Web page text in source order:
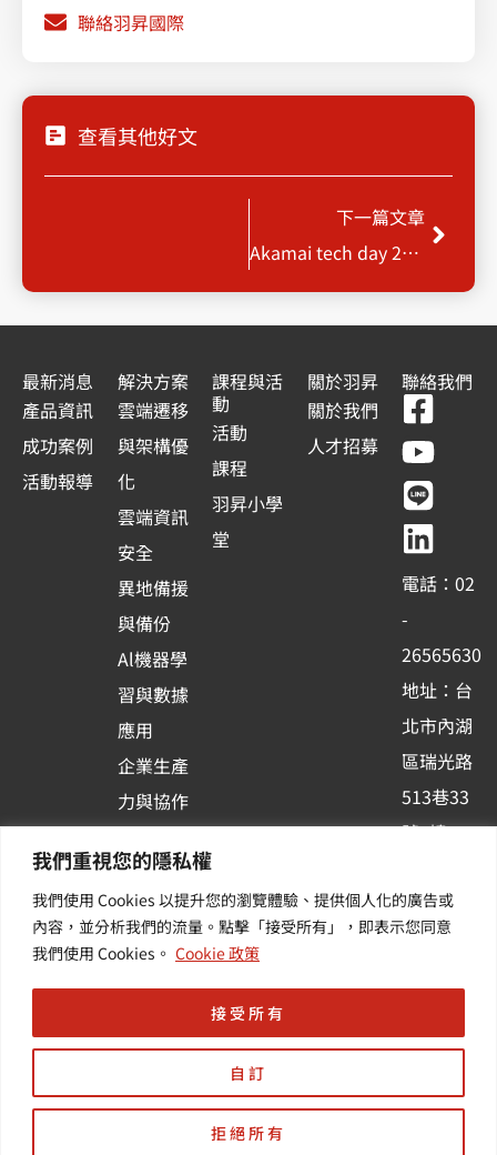
我們重視您的隱私權
我們使用 Cookies 以提升您的瀏覽體驗、提供個人化的廣告或
內容，並分析我們的流量。點擊「接受所有」，即表示您同意
我們使用 Cookies。 Cookie 政策
自訂
拒絕所有
接受所有
聯絡羽昇國際
查看其他好文
下一篇文章
Akamai tech day 2019 360度全方位資安防護
下一
最新消息
產品資訊
成功案例
活動報導
解決方案
雲端遷移
與架構優
化
雲端資訊
安全
異地備援
與備份
Al機器學
習與數據
應用
企業生產
力與協作
台應用
其他／加
值服務
課程與活
動
活動
課程
羽昇小學
堂
關於羽昇
關於我們
人才招募
聯絡我們
F
a
c
e
b
o
o
k
-
s
q
u
a
r
Y
o
u
t
u
b
e
L
i
n
e
L
i
n
k
e
d
i
n
電話：02
-
26565630
地址：台
北市內湖
區瑞光路
513巷33
號6樓
新訊 | 提
供您最新
Copyright © 羽昇國際股份有限公司